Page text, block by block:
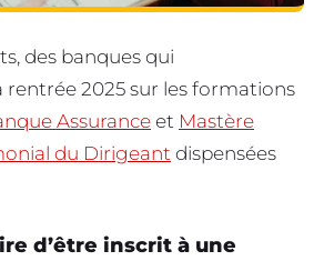
des banques qui
2025 sur les formations
Assurance et Mastère
du Dirigeant dispensées
d’être inscrit à une